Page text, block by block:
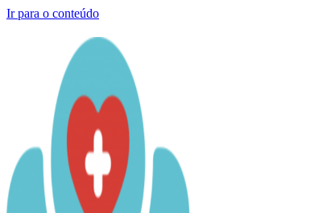
Ir para o conteúdo